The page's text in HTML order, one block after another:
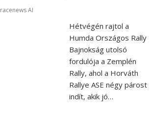
AI
Hétvégén rajtol a
Humda Országos Rally
Bajnokság utolsó
fordulója a Zemplén
Rally, ahol a Horváth
Rallye ASE négy párost
indít, akik jó…